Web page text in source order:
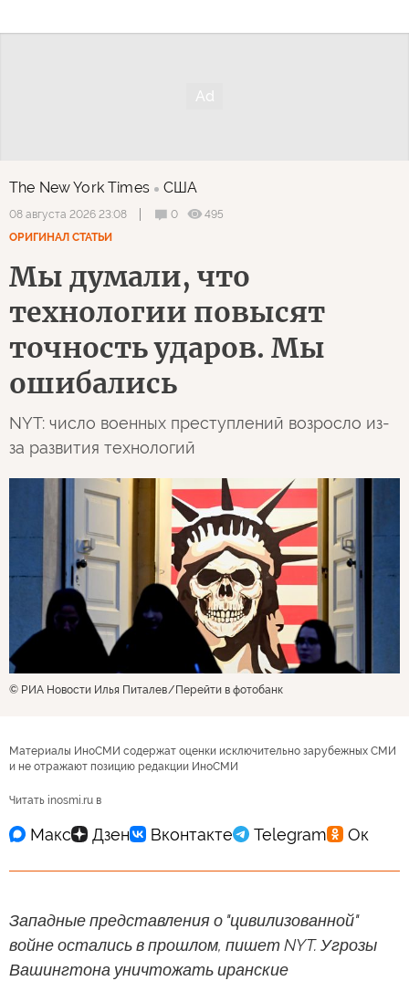
The New York Times США
08 августа 2026 23:08 0
495
ОРИГИНАЛ СТАТЬИ
Мы думали, что
технологии повысят
точность ударов. Мы
ошибались
NYT: число военных преступлений возросло из-
за развития технологий
© РИА Новости Илья Питалев Перейти в фотобанк
Материалы ИноСМИ содержат оценки исключительно зарубежных СМИ
и не отражают позицию редакции ИноСМИ
Читать inosmi.ru в
Западные представления о "цивилизованной"
войне остались в прошлом, пишет NYT. Угрозы
Вашингтона уничтожать иранские